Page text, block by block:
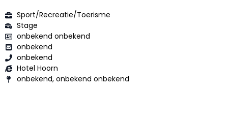
Sport/Recreatie/Toerisme
Stage
onbekend onbekend
onbekend
onbekend
Hotel Hoorn
onbekend, onbekend onbekend